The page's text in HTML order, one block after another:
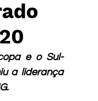
amador
e o Sul-
a liderança